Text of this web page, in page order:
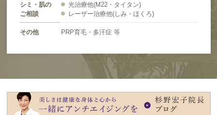
シミ・肌の
ご相談
光治療他(M22・タイタン)
レーザー治療他(しみ・ほくろ)
その他 PRP育毛・多汗症 等